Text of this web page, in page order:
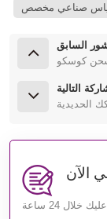
صناعي مخصص
السابق
كوسكو
التالية
الحديدية
الآن
24 ساعة